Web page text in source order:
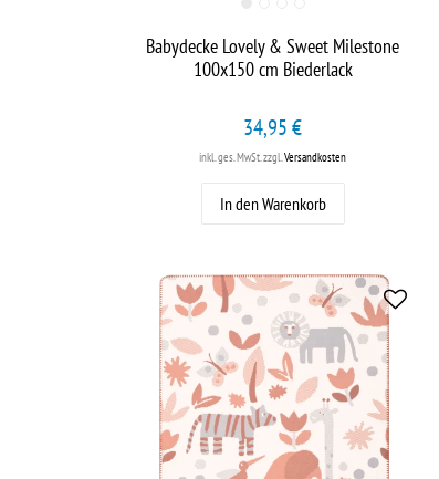
Babydecke Lovely & Sweet Milestone
100x150 cm Biederlack
34,95 €
inkl. ges. MwSt.zzgl.Versandkosten
In den Warenkorb